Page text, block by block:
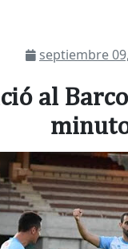
septiembre
al